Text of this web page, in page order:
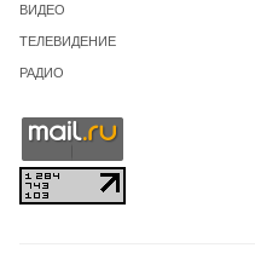
ВИДЕО
ТЕЛЕВИДЕНИЕ
РАДИО